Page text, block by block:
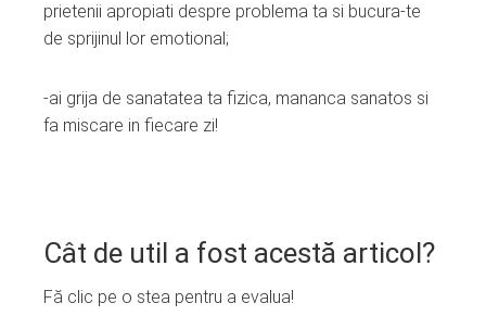
prietenii apropiati despre problema ta si bucura-te
de sprijinul lor emotional;
-ai grija de sanatatea ta fizica, mananca sanatos si
fa miscare in fiecare zi!
Cât de util a fost acestă articol?
Fă clic pe o stea pentru a evalua!